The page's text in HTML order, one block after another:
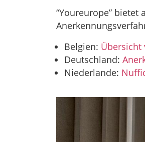
“Youreurope”
Belgien: Übersicht
Deutschland:
Niederlande: